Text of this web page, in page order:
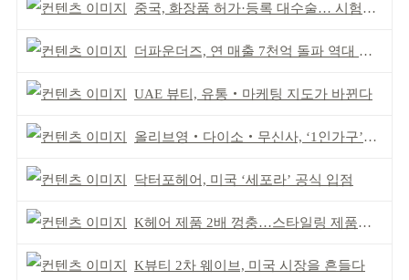
중국, 화장품 허가·등록 대수술… 시험자료 공용 허용
더파운더즈, 연 매출 7천억 돌파 역대 최대 실적
UAE 뷰티, 유통‧마케팅 지도가 바뀐다
올리브영‧다이소‧무신사, ‘1인가구’가 이끈다
닥터포헤어, 미국 ‘세포라’ 공식 입점
K헤어 제품 2배 껑충…스타일링 제품도 인기
K뷰티 2차 웨이브, 미국 시장을 흔들다